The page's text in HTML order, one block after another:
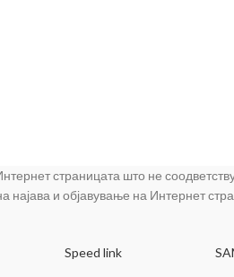
страницата што не
најава и објавување на Интернет
Speed link